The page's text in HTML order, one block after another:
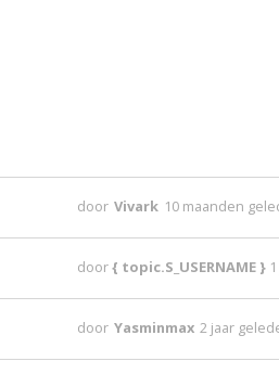
door Vivark 10 maanden
door{ topic.S_USERNAME }
door Yasminmax 2 jaar